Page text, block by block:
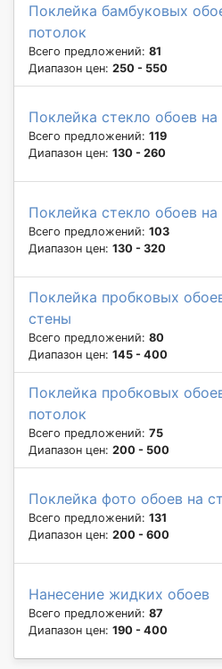
Поклейка бамбуковых
потолок
Всего предложений: 81
Диапазон цен: 250 - 550
Поклейка стекло обоев на
Всего предложений: 119
Диапазон цен: 130 - 260
Поклейка стекло обоев на
Всего предложений: 103
Диапазон цен: 130 - 320
Поклейка пробковых
стены
Всего предложений: 80
Диапазон цен: 145 - 400
Поклейка пробковых
потолок
Всего предложений: 75
Диапазон цен: 200 - 500
Поклейка фото обоев на
Всего предложений: 131
Диапазон цен: 200 - 600
Нанесение жидких обоев
Всего предложений: 87
Диапазон цен: 190 - 400